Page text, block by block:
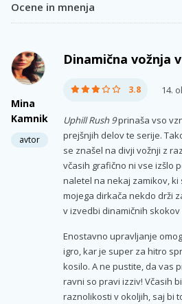
Ocene in mnenja
Mina
Kamnik
avtor
Dinamična vožnja
3.8 14.
Uphill Rush 9prinaša vso
prejšnjih delov te serije.
se znašel na divji vožnji z
včasih grafično ni vse izšlo
naletel na nekaj zamikov, ki
mojega dirkača nekdo drži
v izvedbi dinamičnih
Enostavno upravljanje
igro, kar je super za hitro
kosilo. A ne pustite, da vas
ravni so pravi izziv! Včasih
raznolikosti v okoljih, saj bi